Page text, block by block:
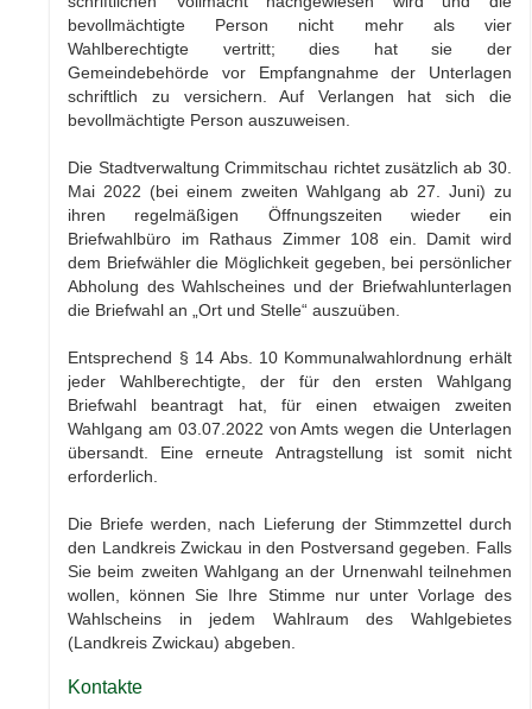
bevollmächtigte Person nicht mehr als vier
Wahlberechtigte vertritt; dies hat sie der
Gemeindebehörde vor Empfangnahme der Unterlagen
schriftlich zu versichern. Auf Verlangen hat sich die
bevollmächtigte Person auszuweisen.
Die Stadtverwaltung Crimmitschau richtet zusätzlich ab 30.
Mai 2022 (bei einem zweiten Wahlgang ab 27. Juni) zu
ihren regelmäßigen Öffnungszeiten wieder ein
Briefwahlbüro im Rathaus Zimmer 108 ein. Damit wird
dem Briefwähler die Möglichkeit gegeben, bei persönlicher
Abholung des Wahlscheines und der Briefwahlunterlagen
die Briefwahl an „Ort und Stelle“ auszuüben.
Entsprechend § 14 Abs. 10 Kommunalwahlordnung erhält
jeder Wahlberechtigte, der für den ersten Wahlgang
Briefwahl beantragt hat, für einen etwaigen zweiten
Wahlgang am 03.07.2022 von Amts wegen die Unterlagen
übersandt. Eine erneute Antragstellung ist somit nicht
erforderlich.
Die Briefe werden, nach Lieferung der Stimmzettel durch
den Landkreis Zwickau in den Postversand gegeben. Falls
Sie beim zweiten Wahlgang an der Urnenwahl teilnehmen
wollen, können Sie Ihre Stimme nur unter Vorlage des
Wahlscheins in jedem Wahlraum des Wahlgebietes
(Landkreis Zwickau) abgeben.
Kontakte